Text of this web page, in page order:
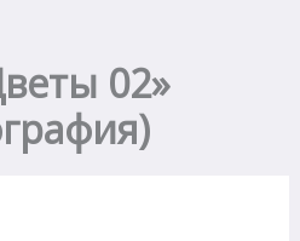
02»